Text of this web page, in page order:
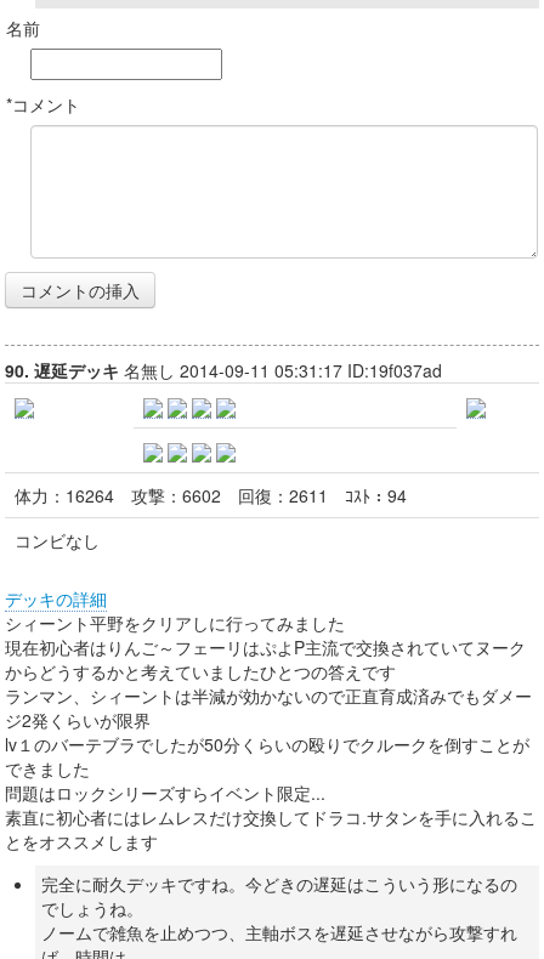
名前
*コメント
90. 遅延デッキ 名無し 2014-09-11 05:31:17 ID:19f037ad
体力： 16264 攻撃： 6602 回復： 2611 ｺｽﾄ： 94
コンビなし
デッキの詳細
シィーント平野をクリアしに行ってみました
現在初心者はりんご～フェーリはぷよP主流で交換されていてヌーク
からどうするかと考えていましたひとつの答えです
ランマン、シィーントは半減が効かないので正直育成済みでもダメー
ジ2発くらいが限界
lv１のバーテブラでしたが50分くらいの殴りでクルークを倒すことが
できました
問題はロックシリーズすらイベント限定...
素直に初心者にはレムレスだけ交換してドラコ.サタンを手に入れるこ
とをオススメします
完全に耐久デッキですね。今どきの遅延はこういう形になるの
でしょうね。
ノームで雑魚を止めつつ、主軸ボスを遅延させながら攻撃すれ